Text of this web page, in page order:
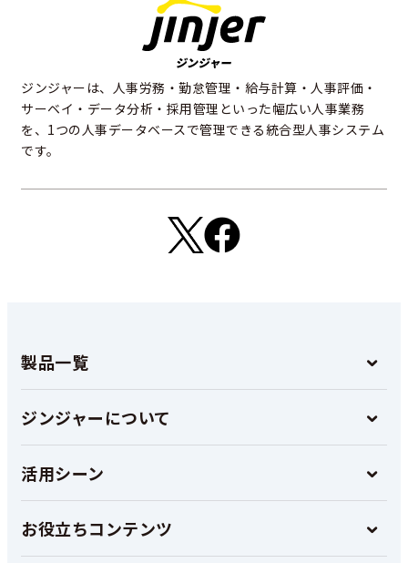
ジンジャーは、人事労務・勤怠管理・給与計算・人事評価・
サーベイ・データ分析・採用管理といった幅広い人事業務
を、1つの人事データベースで管理できる統合型人事システム
です。
製品一覧
ジンジャーについて
活用シーン
お役立ちコンテンツ